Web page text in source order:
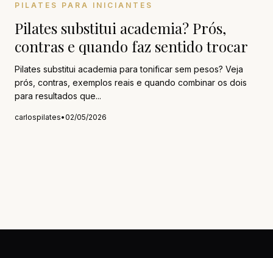
PILATES PARA INICIANTES
Pilates substitui academia? Prós,
contras e quando faz sentido trocar
Pilates substitui academia para tonificar sem pesos? Veja
prós, contras, exemplos reais e quando combinar os dois
para resultados que...
carlospilates•02/05/2026